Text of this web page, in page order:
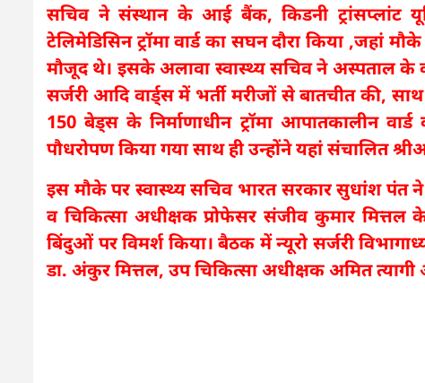
सचिव ने संस्थान के आई बैंक, किडनी ट्रांसप्लांट
टेलिमेडिसिन ट्रॉमा वार्ड का सघन दौरा किया ,जहां
मौजूद थे। इसके अलावा स्वास्थ्य सचिव ने अस्पताल के
सर्जरी आदि वार्ड्स में भर्ती मरीजों से बातचीत की,
150 बेड्स के निर्माणाधीन ट्रॉमा आपातकालीन
पौधरोपण किया गया साथ ही उन्होंने यहां संचालित
इस मौके पर स्वास्थ्य सचिव भारत सरकार सुधांश पंत ने
व चिकित्सा अधीक्षक प्रोफेसर संजीव कुमार
बिंदुओं पर विमर्श किया। बैठक में न्यूरो सर्जरी
डा. अंकुर मित्तल, उप चिकित्सा अधीक्षक अमित